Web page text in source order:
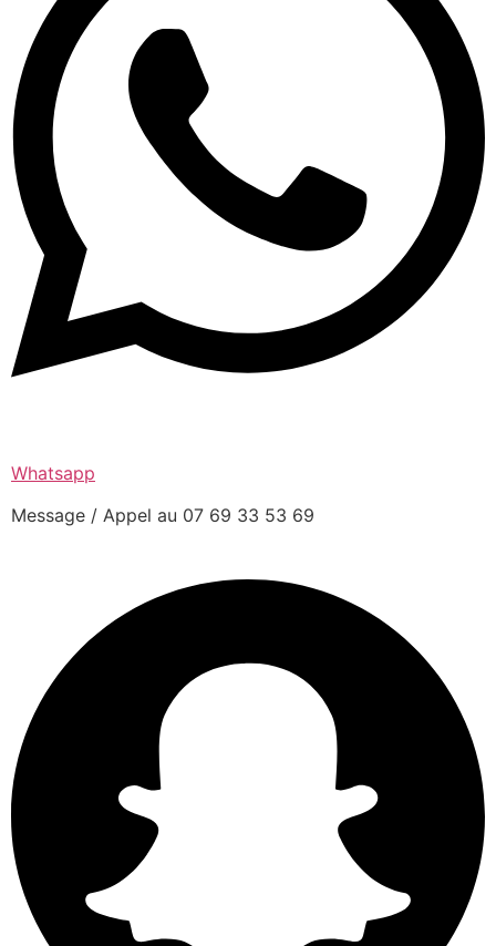
Whatsapp
Message / Appel au 07 69 33 53 69